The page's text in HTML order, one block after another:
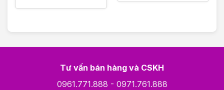
Bảo quản và cảnh báo
Bảo quản nơi khô ráo thoáng mát.
Tránh ánh nắng trực tiếp mặt trời
Không để nơi quá 50 độ C/ 122 Độ F
Không để tiếp xúc với nguồn nhiệt
Tư vấn bán hàng và CSKH
0961.771.888 - 0971.761.888